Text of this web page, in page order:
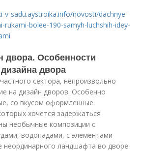
v-sadu.aystroika.info/novosti/dachnye-
rukami-bolee-190-samyh-luchshih-idey-
двора. Особенности
двора
сектора, непроизвольно
на дизайн дворов. Особенно
со вкусом оформленные
хочется задержаться
необычные композиции с
водопадами, с элементами
неординарного ландшафта во дворе